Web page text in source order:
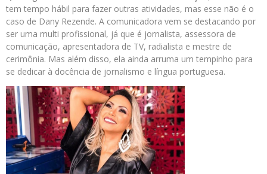
tem tempo hábil para fazer outras atividades, mas esse não é o
caso de Dany Rezende. A comunicadora vem se destacando por
ser uma multi profissional, já que é jornalista, assessora de
comunicação, apresentadora de TV, radialista e mestre de
cerimônia. Mas além disso, ela ainda arruma um tempinho para
se dedicar à docência de jornalismo e língua portuguesa.